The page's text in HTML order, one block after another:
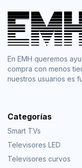
En EMH queremos
compra con menos
nuestros usuarios es
Categorías
Smart TVs
Televisores LED
Televisores curvos